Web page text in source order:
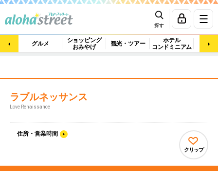
探す
グルメ
ショッピング
おみやげ
観光・ツアー
ホテル
コンドミニアム
マッ
ラブルネッサンス
Love Renaissance
住所・営業時間
クリップ